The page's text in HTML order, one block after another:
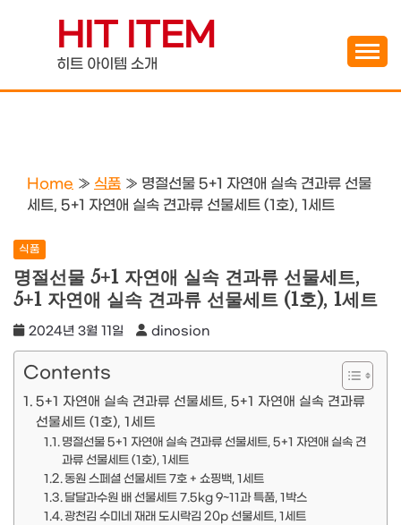
contentHIT ITEM
히트 아이템 소개
Home » 식품 » 명절선물 5+1 자연애 실속 견과류 선물
세트, 5+1 자연애 실속 견과류 선물세트 (1호), 1세트
식품
명절선물 5+1 자연애 실속 견과류 선물세트,
5+1 자연애 실속 견과류 선물세트 (1호), 1세트
2024년 3월 11일 dinosion
Contents
5+1 자연애 실속 견과류 선물세트, 5+1 자연애 실속 견과류
선물세트 (1호), 1세트
명절선물 5+1 자연애 실속 견과류 선물세트, 5+1 자연애 실속 견
과류 선물세트 (1호), 1세트
동원 스페셜 선물세트 7호 + 쇼핑백, 1세트
달달과수원 배 선물세트 7.5kg 9~11과 특품, 1박스
광천김 수미네 재래 도시락김 20p 선물세트, 1세트